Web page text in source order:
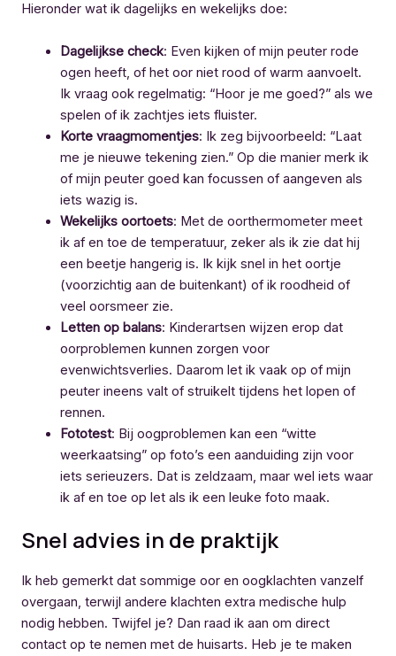
Hieronder wat ik dagelijks en wekelijks doe:
Dagelijkse check: Even kijken of mijn peuter rode
ogen heeft, of het oor niet rood of warm aanvoelt.
Ik vraag ook regelmatig: “Hoor je me goed?” als we
spelen of ik zachtjes iets fluister.
Korte vraagmomentjes: Ik zeg bijvoorbeeld: “Laat
me je nieuwe tekening zien.” Op die manier merk ik
of mijn peuter goed kan focussen of aangeven als
iets wazig is.
Wekelijks oortoets: Met de oorthermometer meet
ik af en toe de temperatuur, zeker als ik zie dat hij
een beetje hangerig is. Ik kijk snel in het oortje
(voorzichtig aan de buitenkant) of ik roodheid of
veel oorsmeer zie.
Letten op balans: Kinderartsen wijzen erop dat
oorproblemen kunnen zorgen voor
evenwichtsverlies. Daarom let ik vaak op of mijn
peuter ineens valt of struikelt tijdens het lopen of
rennen.
Fototest: Bij oogproblemen kan een “witte
weerkaatsing” op foto’s een aanduiding zijn voor
iets serieuzers. Dat is zeldzaam, maar wel iets waar
ik af en toe op let als ik een leuke foto maak.
Snel advies in de praktijk
Ik heb gemerkt dat sommige oor en oogklachten vanzelf
overgaan, terwijl andere klachten extra medische hulp
nodig hebben. Twijfel je? Dan raad ik aan om direct
contact op te nemen met de huisarts. Heb je te maken